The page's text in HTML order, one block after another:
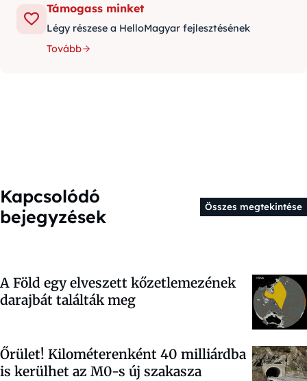
Támogass minket
Légy részese a HelloMagyar fejlesztésének
Tovább
Kapcsolódó
bejegyzések
Összes megtekintése
A Föld egy elveszett kőzetlemezének
darajbát találták meg
Őrület! Kilométerenként 40 milliárdba
is kerülhet az M0-s új szakasza